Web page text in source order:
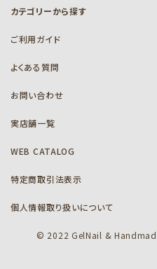
カテゴリーから探す
ご利用ガイド
よくある質問
お問い合わせ
実店舗一覧
WEB CATALOG
特定商取引法表示
個人情報取り扱いについて
© 2022 GelNail &